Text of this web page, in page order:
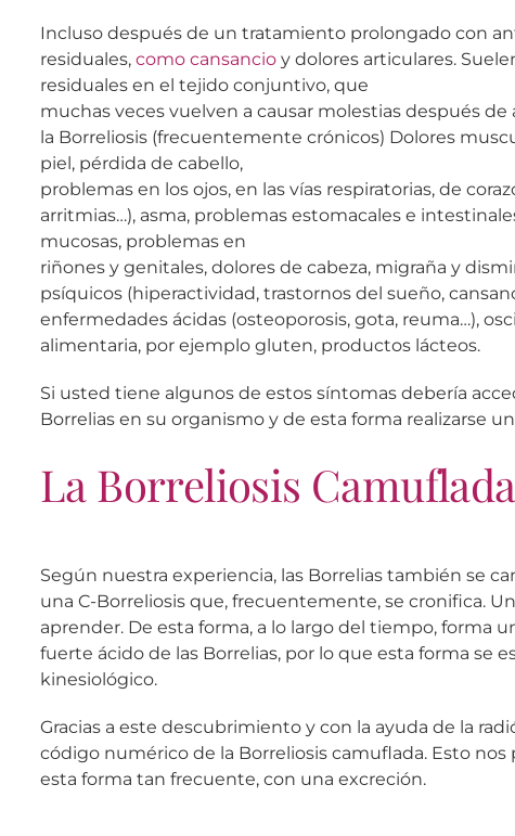
Incluso después de un tratamiento prolongado con
residuales,como cansancio y dolores articulares.
residuales en el tejido conjuntivo, que
muchas veces vuelven a causar molestias después
la Borreliosis (frecuentemente crónicos) Dolores
piel, pérdida de cabello,
problemas en los ojos, en las vías respiratorias, de
arritmias…), asma, problemas estomacales e
mucosas, problemas en
riñones y genitales, dolores de cabeza, migraña y
psíquicos (hiperactividad, trastornos del sueño,
enfermedades ácidas (osteoporosis, gota, reuma…),
alimentaria, por ejemplo gluten, productos lácteos.
Si usted tiene algunos de estos síntomas debería
Borrelias en su organismo y de esta forma realizarse
La Borreliosis
Según nuestra experiencia, las Borrelias también se
una C-Borreliosis que, frecuentemente, se cronifica.
aprender. De esta forma, a lo largo del tiempo, forma
fuerte ácido de las Borrelias, por lo que esta forma se
kinesiológico.
Gracias a este descubrimiento y con la ayuda de la
código numérico de la Borreliosis camuflada. Esto
esta forma tan frecuente, con una excreción.